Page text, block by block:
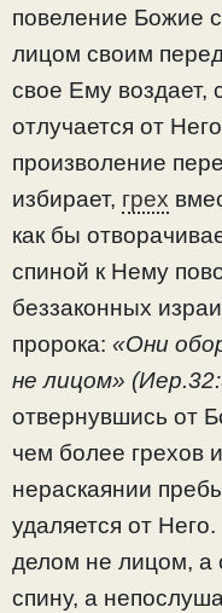
повеление Божие
лицом своим
свое Ему воздает,
отлучается от
произволение
избирает, грех
как бы
спиной к Нему
беззаконных
пророка: «Они
не лицом»
отвернувшись от
чем более грехов
нераскаянии
удаляется от
делом не лицом, а
спину, а